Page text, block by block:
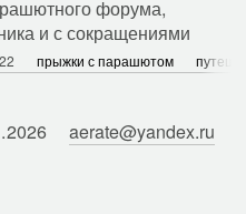
форума,
и с сокращениями
прыжки с парашютом
2026
aerate@yandex.ru